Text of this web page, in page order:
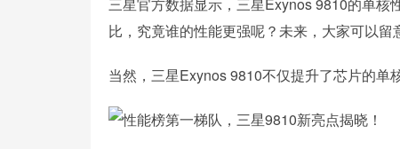
比，究竟谁的性能更强呢？未来，大家可以留
当然，三星Exynos 9810不仅提升了芯片的单